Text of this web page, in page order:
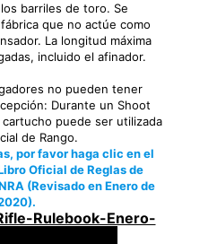
barriles de toro. Se
que no actúe como
La longitud máxima
incluido el afinador.
no pueden tener
Durante un Shoot
puede ser utilizada
de Rango.
por favor haga clic en el
Oficial de Reglas de
(Revisado en Enero de
Rulebook-Enero-